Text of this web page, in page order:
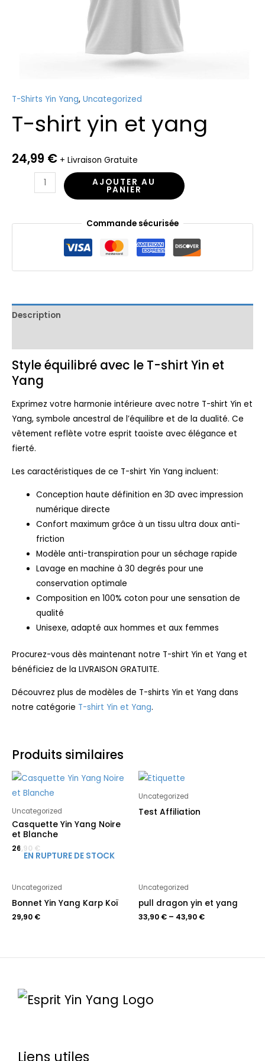
T-Shirts Yin Yang, Uncategorized
T-shirt yin et yang
24,99 € + Livraison Gratuite
AJOUTER AU
PANIER
Commande sécurisée
Description
Style équilibré avec le T-shirt Yin et
Yang
Exprimez votre harmonie intérieure avec notre T-shirt Yin et
Yang, symbole ancestral de l’équilibre et de la dualité. Ce
vêtement reflète votre esprit taoïste avec élégance et
fierté.
Les caractéristiques de ce T-shirt Yin Yang incluent:
Conception haute définition en 3D avec impression
numérique directe
Confort maximum grâce à un tissu ultra doux anti-
friction
Modèle anti-transpiration pour un séchage rapide
Lavage en machine à 30 degrés pour une
conservation optimale
Composition en 100% coton pour une sensation de
qualité
Unisexe, adapté aux hommes et aux femmes
Procurez-vous dès maintenant notre T-shirt Yin et Yang et
bénéficiez de la LIVRAISON GRATUITE.
Découvrez plus de modèles de T-shirts Yin et Yang dans
notre catégorie T-shirt Yin et Yang.
Produits similaires
Uncategorized
Casquette Yin Yang Noire
et Blanche
26,90 €
Uncategorized
Test Affiliation
EN RUPTURE DE STOCK
Uncategorized
Bonnet Yin Yang Karp Koï
29,90 €
Uncategorized
pull dragon yin et yang
33,90 € – 43,90 €
Liens utiles